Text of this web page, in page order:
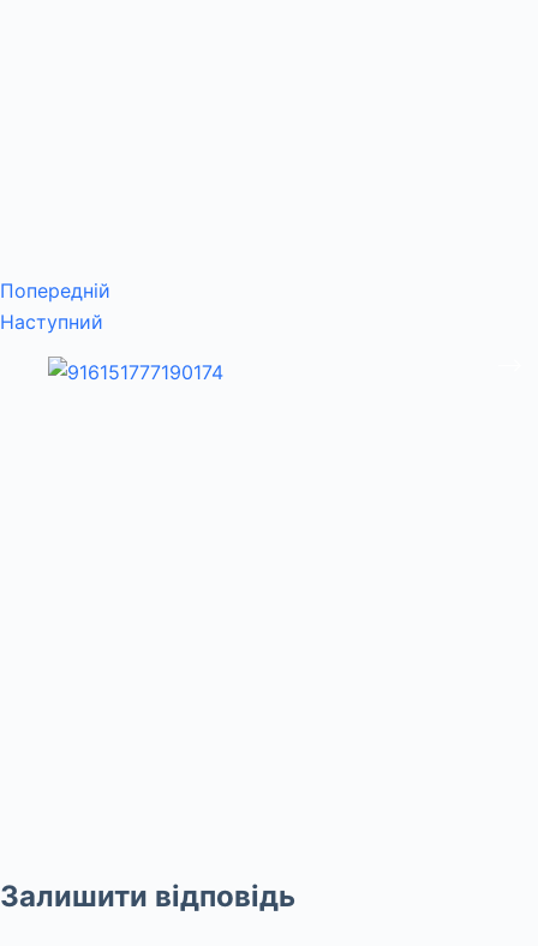
Попередній
Наступний
Залишити відповідь